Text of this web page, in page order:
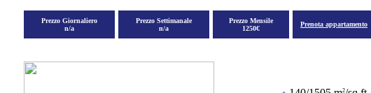
Prezzo Giornaliero
n/a
Prezzo Settimanale
n/a
Prezzo Mensile
1250€
Prenota appartamento
2